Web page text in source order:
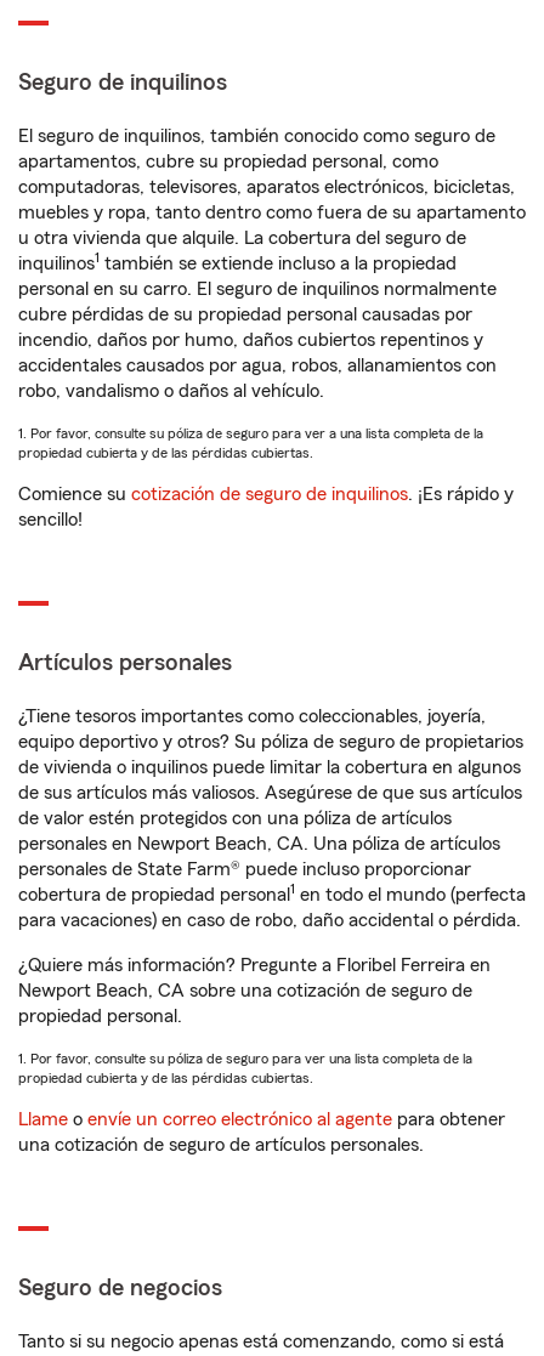
Seguro de inquilinos
El seguro de inquilinos, también conocido como seguro de
apartamentos, cubre su propiedad personal, como
computadoras, televisores, aparatos electrónicos, bicicletas,
muebles y ropa, tanto dentro como fuera de su apartamento
u otra vivienda que alquile. La cobertura del seguro de
inquilinos1 también se extiende incluso a la propiedad
personal en su carro. El seguro de inquilinos normalmente
cubre pérdidas de su propiedad personal causadas por
incendio, daños por humo, daños cubiertos repentinos y
accidentales causados por agua, robos, allanamientos con
robo, vandalismo o daños al vehículo.
1. Por favor, consulte su póliza de seguro para ver a una lista completa de la
propiedad cubierta y de las pérdidas cubiertas.
Comience su cotización de seguro de inquilinos. ¡Es rápido y
sencillo!
Artículos personales
¿Tiene tesoros importantes como coleccionables, joyería,
equipo deportivo y otros? Su póliza de seguro de propietarios
de vivienda o inquilinos puede limitar la cobertura en algunos
de sus artículos más valiosos. Asegúrese de que sus artículos
de valor estén protegidos con una póliza de artículos
personales en Newport Beach, CA. Una póliza de artículos
personales de State Farm® puede incluso proporcionar
cobertura de propiedad personal 1 en todo el mundo (perfecta
para vacaciones) en caso de robo, daño accidental o pérdida.
¿Quiere más información? Pregunte a Floribel Ferreira en
Newport Beach, CA sobre una cotización de seguro de
propiedad personal.
1. Por favor, consulte su póliza de seguro para ver una lista completa de la
propiedad cubierta y de las pérdidas cubiertas.
Llame o envíe un correo electrónico al agente para obtener
una cotización de seguro de artículos personales.
Seguro de negocios
Tanto si su negocio apenas está comenzando, como si está